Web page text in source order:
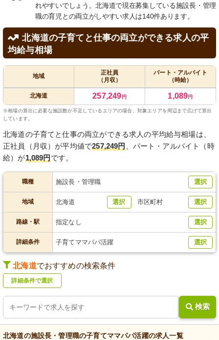
れやすいでしょう。北海道で現在募集している施設長・管理
職の育児との両立がしやすい求人は140件あります。
北海道の子育てと仕事の両立ができる求人の平
均給与相場
地域
正社員
（月収）
パート・アルバイト
（時給）
北海道 257,249 円 1,089円
※相場の算出に必要な施設数が不足しているエリアの場合、対象エリアを周辺まで広げて算出
しています。
北海道の子育てと仕事の両立ができる求人の平均給与相場は、
正社員（月収）が平均値で257,249円
、パート・アルバイト（時
給）が1,089円 です。
職種 施設長・管理職 選択
地域 北海道 選択 市区町村 選択
路線・駅 指定なし 選択
詳細条件 子育てママパパ活躍 選択
北海道でおすすめの検索条件
詳細条件で選択
検索
北海道の施設長・管理職の子育てママパパ活躍の求人一覧